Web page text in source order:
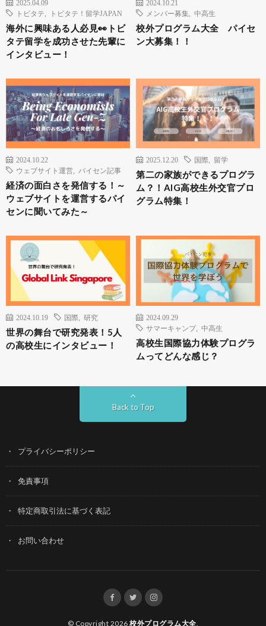
2025.04.09
トビタテ
トビタテ！留学JAPAN
海外に興味ある人必見👀トビ
タテ留学を成功させた先輩に
インタビュー！
2024.10.21
メンバー募集
中高生
校外プログラム大全 パイセ
ン大募集！！
2024.10.22
ウェブサイト運営
パイセン記事
経済の面白さを発信する！～
ウェブサイトを運営するパイ
センに聞いてみた～
2025.12.20 国際 留学
第二の家族ができるプログラ
ム？！AIG高校生外交官プロ
グラム特集！
2024.10.19 国際 研究
世界の舞台で研究発表！5人
の高校生にインタビュー！
2024.09.29
サマーキャンプ
中高生
高校生国際協力体験プログラ
ムってどんな感じ？
Back to Top
プライバシーポリシー
免責事項
特定商取引法に基づく表記
お問い合わせ
© Copyright 2026校外プログラム大全